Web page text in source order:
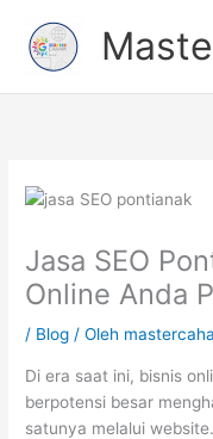
konten
Jasa SEO
Online Anda
/ Blog / Oleh
Di era saat ini, bisnis
berpotensi besar
satunya melalui